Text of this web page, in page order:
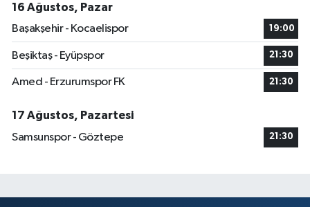
16 Ağustos, Pazar
Başakşehir - Kocaelispor
19:00
Beşiktaş - Eyüpspor 21:30
Amed - Erzurumspor FK 21:30
17 Ağustos, Pazartesi
Samsunspor - Göztepe
21:30